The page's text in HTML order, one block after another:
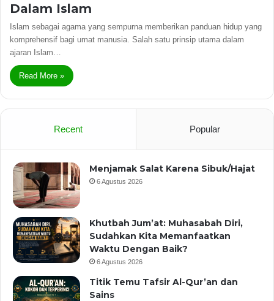
Dalam Islam
Islam sebagai agama yang sempurna memberikan panduan hidup yang
komprehensif bagi umat manusia. Salah satu prinsip utama dalam
ajaran Islam…
Read More »
Recent Popular
Menjamak Salat Karena Sibuk/Hajat
6 Agustus 2026
Khutbah Jum’at: Muhasabah Diri,
Sudahkan Kita Memanfaatkan
Waktu Dengan Baik?
6 Agustus 2026
Titik Temu Tafsir Al-Qur’an dan
Sains